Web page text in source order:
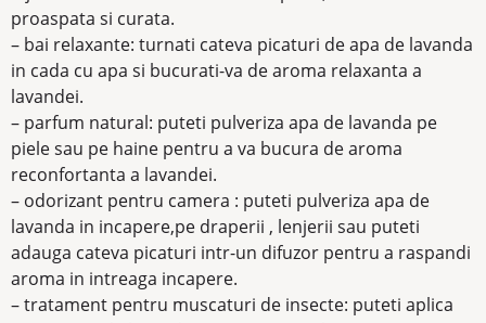
proaspata si curata.
– bai relaxante: turnati cateva picaturi de apa de lavanda
in cada cu apa si bucurati-va de aroma relaxanta a
lavandei.
– parfum natural: puteti pulveriza apa de lavanda pe
piele sau pe haine pentru a va bucura de aroma
reconfortanta a lavandei.
– odorizant pentru camera : puteti pulveriza apa de
lavanda in incapere,pe draperii , lenjerii sau puteti
adauga cateva picaturi intr-un difuzor pentru a raspandi
aroma in intreaga incapere.
– tratament pentru muscaturi de insecte: puteti aplica